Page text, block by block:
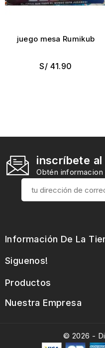
juego mesa Rumikub
S/ 41.90
inscríbete
Obtén
Información De La
Siguenos!
Productos
Nuestra Empresa
© 2026 -